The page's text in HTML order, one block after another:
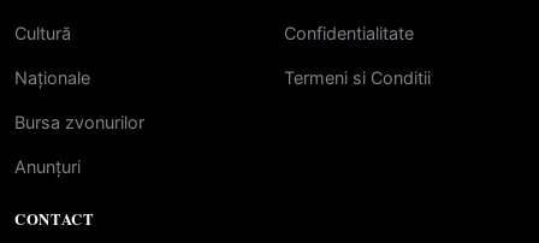
Cultură
Naționale
Bursa zvonurilor
Anunțuri
Confidentialitate
Termeni si Conditii
CONTACT